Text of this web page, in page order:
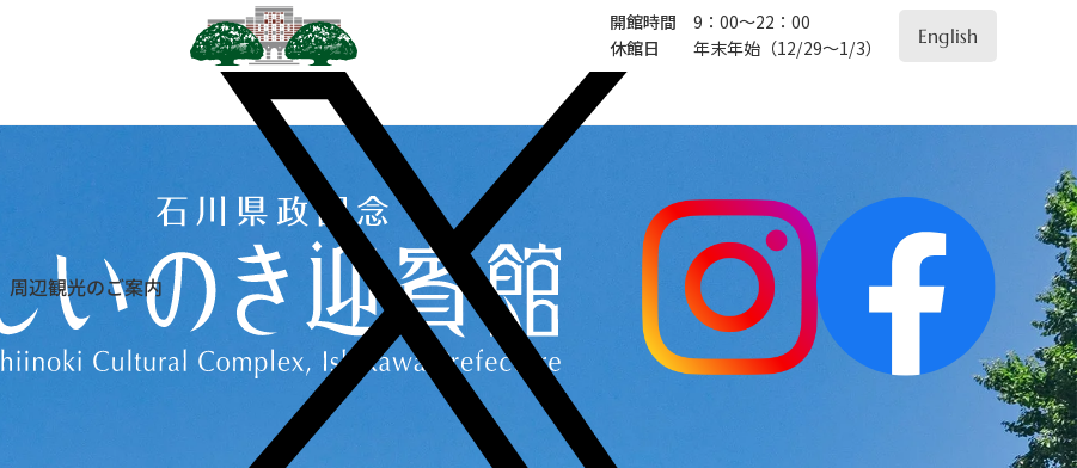
本文へスキップします 開館時間
9：00～22：00
休館日
年末年始（12/29～1/3） English
周辺観光のご案内